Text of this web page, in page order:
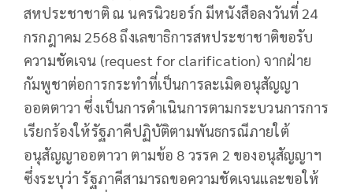
สหประชาชาติ ณ นครนิวยอร์ก มีหนังสือลงวันที่ 24
กรกฎาคม 2568 ถึงเลขาธิการสหประชาชาติขอรับ
ความชัดเจน (request for clarification) จากฝ่าย
กัมพูชาต่อการกระทำที่เป็นการละเมิดอนุสัญญา
ออตตาวา ซึ่งเป็นการดำเนินการตามกระบวนการการ
เรียกร้องให้รัฐภาคีปฏิบัติตามพันธกรณีภายใต้
อนุสัญญาออตาวา ตามข้อ 8 วรรค 2 ของอนุสัญญาฯ
ซึ่งระบุว่า รัฐภาคีสามารถขอความชัดเจนและขอให้